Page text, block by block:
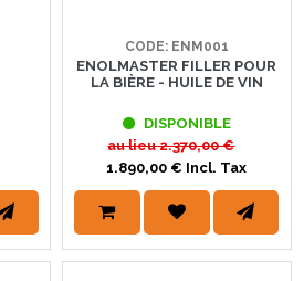
CODE: ENM001
ENOLMASTER FILLER POUR
LA BIÈRE - HUILE DE VIN
DISPONIBLE
au lieu2.370,00 €
1.890,00 € Incl. Tax